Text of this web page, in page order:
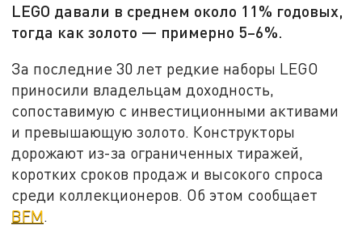
LEGO давали в среднем около 11% годовых,
тогда как золото — примерно 5–6%.
За последние 30 лет редкие наборы LEGO
приносили владельцам доходность,
сопоставимую с инвестиционными активами
и превышающую золото. Конструкторы
дорожают из-за ограниченных тиражей,
коротких сроков продаж и высокого спроса
среди коллекционеров. Об этом сообщает
BFM.